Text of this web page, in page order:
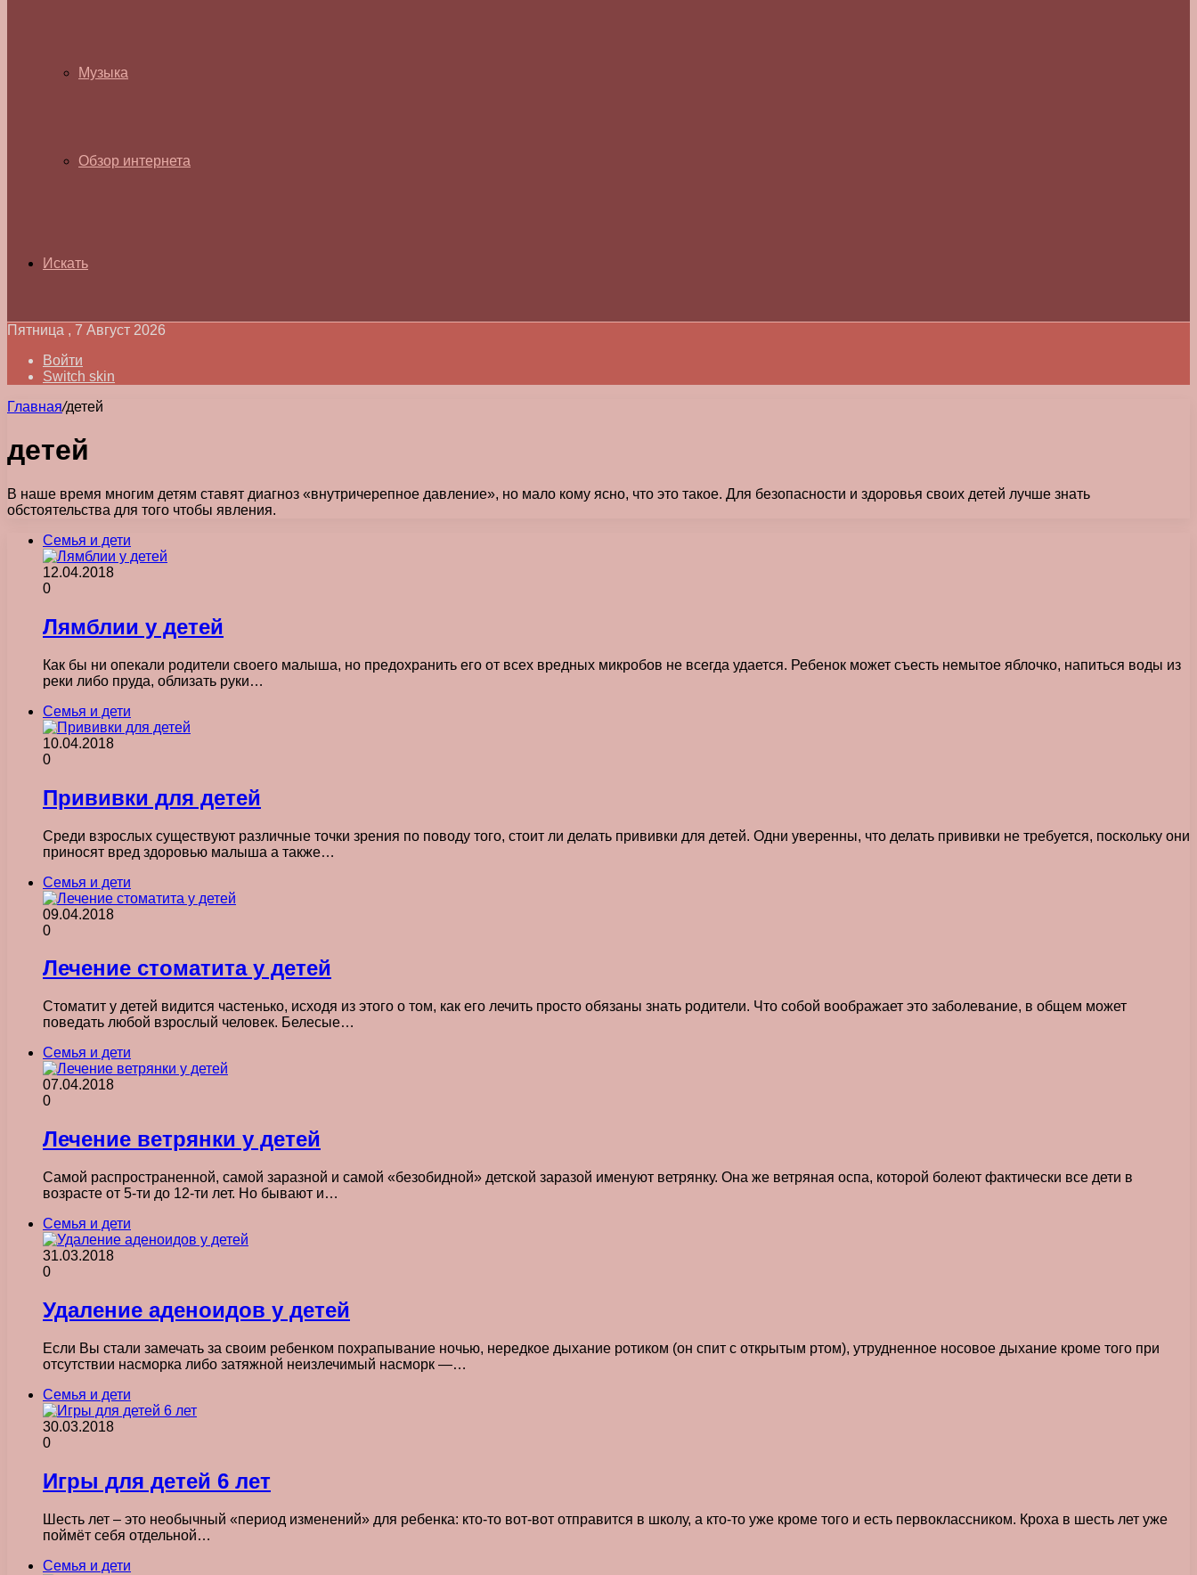
Музыка
Обзор интернета
Искать
Пятница , 7 Август 2026
Войти
Switch skin
Главная/детей
детей
В наше время многим детям ставят диагноз «внутричерепное давление», но мало кому ясно, что это такое. Для безопасности и здоровья своих детей лучше знать
обстоятельства для того чтобы явления.
Семья и дети
12.04.2018
0
Лямблии у детей
Как бы ни опекали родители своего малыша, но предохранить его от всех вредных микробов не всегда удается. Ребенок может съесть немытое яблочко, напиться воды из
реки либо пруда, облизать руки…
Семья и дети
10.04.2018
0
Прививки для детей
Среди взрослых существуют различные точки зрения по поводу того, стоит ли делать прививки для детей. Одни уверенны, что делать прививки не требуется, поскольку они
приносят вред здоровью малыша а также…
Семья и дети
09.04.2018
0
Лечение стоматита у детей
Стоматит у детей видится частенько, исходя из этого о том, как его лечить просто обязаны знать родители. Что собой воображает это заболевание, в общем может
поведать любой взрослый человек. Белесые…
Семья и дети
07.04.2018
0
Лечение ветрянки у детей
Самой распространенной, самой заразной и самой «безобидной» детской заразой именуют ветрянку. Она же ветряная оспа, которой болеют фактически все дети в
возрасте от 5-ти до 12-ти лет. Но бывают и…
Семья и дети
31.03.2018
0
Удаление аденоидов у детей
Если Вы стали замечать за своим ребенком похрапывание ночью, нередкое дыхание ротиком (он спит с открытым ртом), утрудненное носовое дыхание кроме того при
отсутствии насморка либо затяжной неизлечимый насморк —…
Семья и дети
30.03.2018
0
Игры для детей 6 лет
Шесть лет – это необычный «период изменений» для ребенка: кто-то вот-вот отправится в школу, а кто-то уже кроме того и есть первоклассником. Кроха в шесть лет уже
поймёт себя отдельной…
Семья и дети